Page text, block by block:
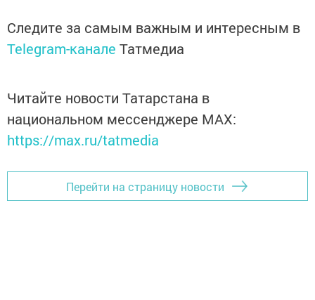
Следите за самым важным и интересным в
Telegram-канале Татмедиа
Читайте новости Татарстана в
национальном мессенджере MАХ:
https://max.ru/tatmedia
Перейти на страницу новости